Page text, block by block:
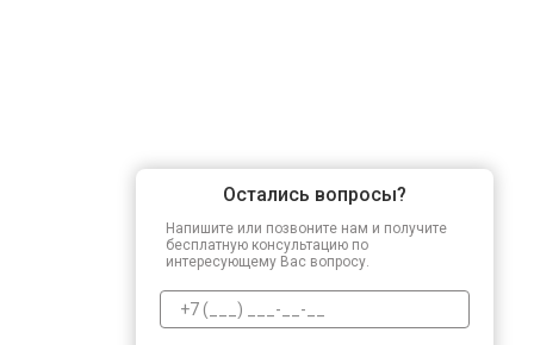
Остались вопросы?
Напишите или позвоните нам и получите
бесплатную консультацию по
интересующему Вас вопросу.